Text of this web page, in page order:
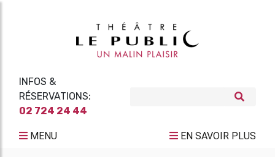
INFOS &
RÉSERVATIONS:
02 724 24 44
MENU EN SAVOIR PLUS